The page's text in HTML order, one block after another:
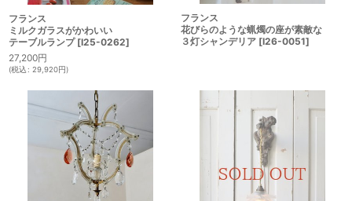
フランス
ミルクガラスがかわいい
テーブルランプ [I25-0262]
27,200円
(税込: 29,920円)
フランス
花びらのような蝋燭の座が素敵な
３灯シャンデリア [I26-0051]